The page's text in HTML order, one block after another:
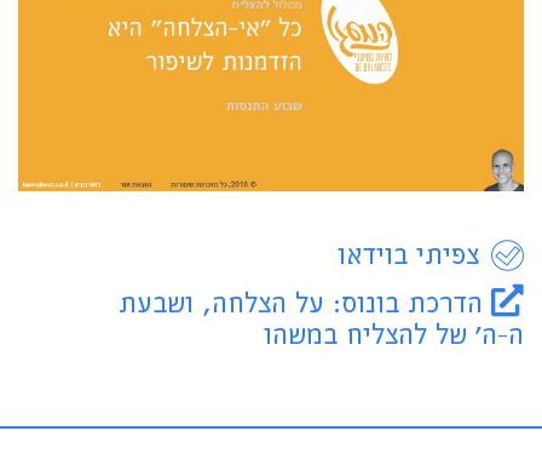
צפיתי בוידאו
הדרכת בונוס: על הצלחה, ושבעת
ה-ה' של להצליח במשהו